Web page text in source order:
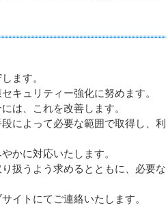
ます。
キュリティー強化に努めます。
は、これを改善します。
によって必要な範囲で取得し、利
かに対応いたします。
扱うよう求めるとともに、必要な
イトにてご連絡いたします。